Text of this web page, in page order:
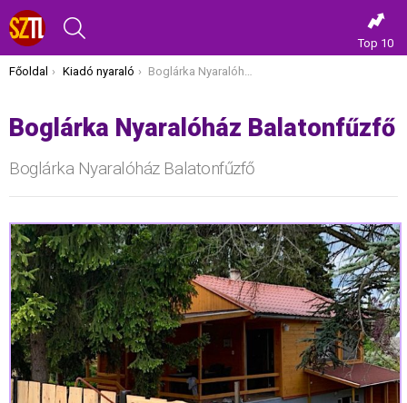
Top 10
Itt vagy most:
Főoldal Kiadó nyaraló Boglárka Nyaralóház Balatonfűzfő
Boglárka Nyaralóház Balatonfűzfő
Boglárka Nyaralóház Balatonfűzfő